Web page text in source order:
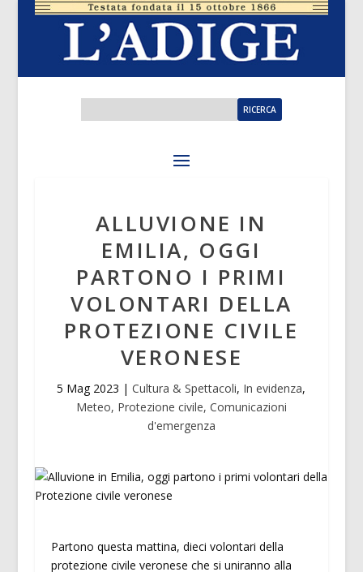
ALLUVIONE IN
EMILIA, OGGI
PARTONO I PRIMI
VOLONTARI DELLA
PROTEZIONE CIVILE
VERONESE
5 Mag 2023 |Cultura & Spettacoli, In evidenza,
Meteo, Protezione civile, Comunicazioni
d'emergenza
Partono questa mattina, dieci volontari della
protezione civile veronese che si uniranno alla